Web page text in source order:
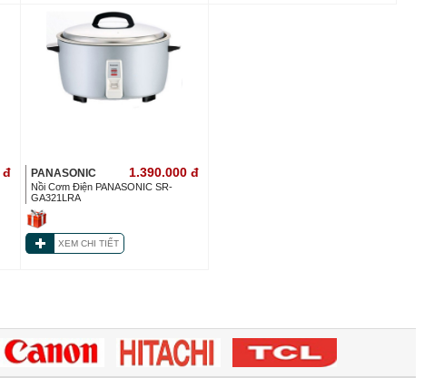
đ PANASONIC 1.390.000 đ
Nồi Cơm Điện PANASONIC SR-
GA321LRA
XEM CHI TIẾT